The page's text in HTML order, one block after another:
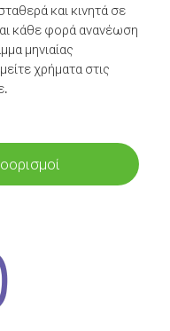
και κινητά σε
κάθε φορά ανανέωση
μηνιαίας
χρήματα στις